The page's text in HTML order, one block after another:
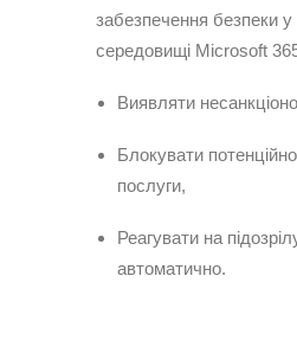
забезпечення безпеки
середовищі Microsoft
Виявляти
Блокувати
послуги,
Реагувати на
автоматично.